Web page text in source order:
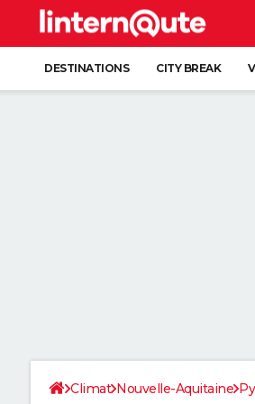
DESTINATIONS CITY BREAK
Climat Nouvelle-Aquitaine